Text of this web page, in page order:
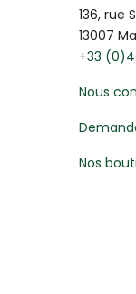
136, rue
13007
+33 (0)4
Nous
Nos